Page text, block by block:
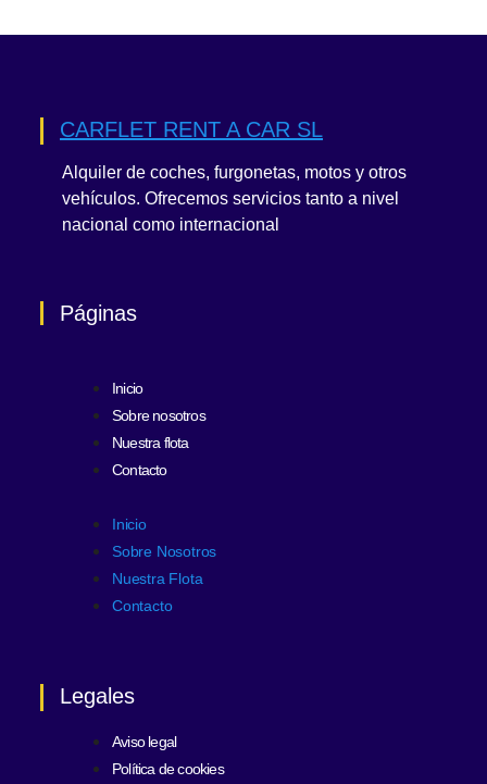
CARFLET RENT A CAR SL
Alquiler de coches, furgonetas, motos y otros
vehículos. Ofrecemos servicios tanto a nivel
nacional como internacional
Páginas
Inicio
Sobre nosotros
Nuestra flota
Contacto
Inicio
Sobre Nosotros
Nuestra Flota
Contacto
Legales
Aviso legal
Política de cookies